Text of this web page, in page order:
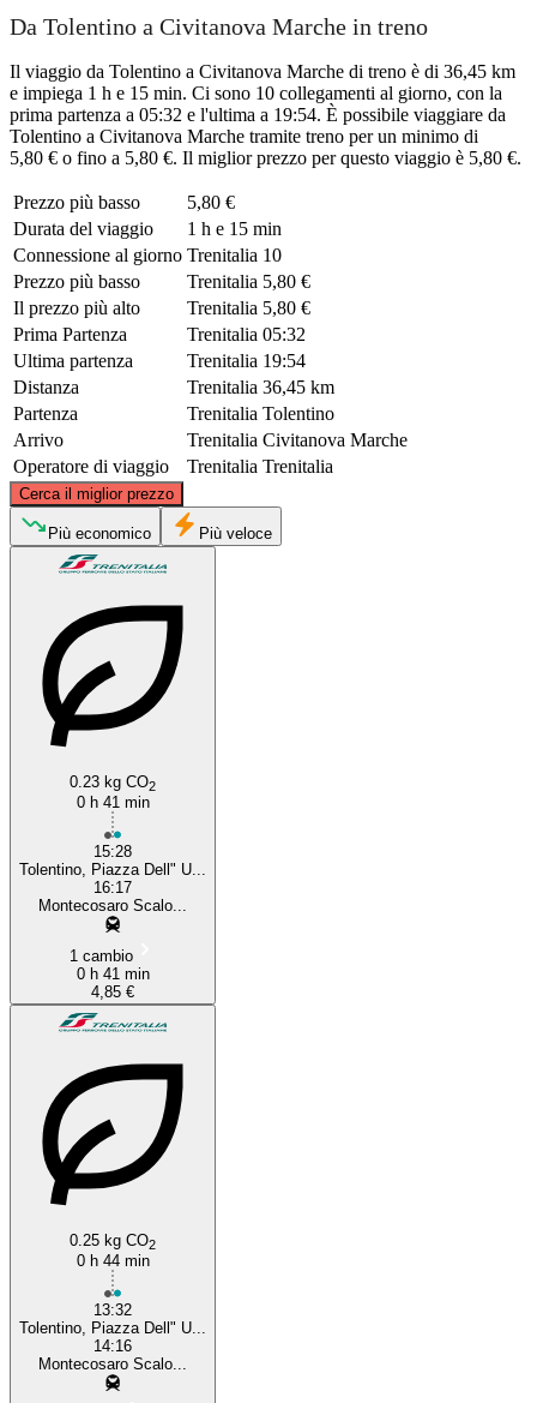
Da Tolentino a Civitanova Marche in treno
Il viaggio da Tolentino a Civitanova Marche di treno è di 36,45 km
e impiega 1 h e 15 min. Ci sono 10 collegamenti al giorno, con la
prima partenza a 05:32 e l'ultima a 19:54. È possibile viaggiare da
Tolentino a Civitanova Marche tramite treno per un minimo di
5,80 € o fino a 5,80 €. Il miglior prezzo per questo viaggio è 5,80 €.
Prezzo più basso
5,80 €
Durata del viaggio
1 h e 15 min
Connessione al giorno Trenitalia 10
Prezzo più basso
Trenitalia 5,80 €
Il prezzo più alto
Trenitalia 5,80 €
Prima Partenza
Trenitalia 05:32
Ultima partenza
Trenitalia 19:54
Distanza
Trenitalia 36,45 km
Partenza
Trenitalia Tolentino
Arrivo
Trenitalia Civitanova Marche
Operatore di viaggio
Trenitalia Trenitalia
Cerca il miglior prezzo
Tolentino
©CARTO, ©
Più economico Più veloce
0.23 kg CO2
0 h 41 min
15:28
Tolentino, Piazza Dell" U...
16:17
Montecosaro Scalo...
1 cambio
0 h 41 min
4,85 €
0.25 kg CO2
0 h 44 min
13:32
Tolentino, Piazza Dell" U...
14:16
Montecosaro Scalo...